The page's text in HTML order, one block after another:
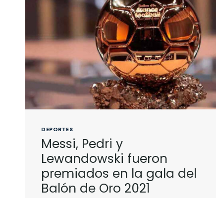
DEPORTES
Messi, Pedri y
Lewandowski fueron
premiados en la gala del
Balón de Oro 2021